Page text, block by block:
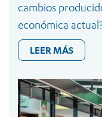
cambios
económica
LEER MÁS